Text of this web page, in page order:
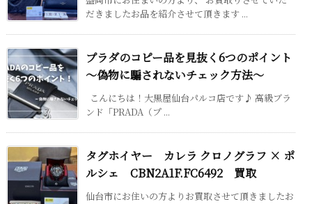
だきましたお品を紹介させて頂きます ...
プラダのコピー品を見抜く6つのポイント
～偽物に騙されないチェック方法～
こんにちは！大黒屋仙台パルコ店です♪ 高級ブラ
ンド「PRADA（プ ...
タグホイヤー カレラ クロノグラフ × ポ
ルシェ CBN2A1F.FC6492 買取
仙台市にお住いの方よりお買取させて頂きましたお